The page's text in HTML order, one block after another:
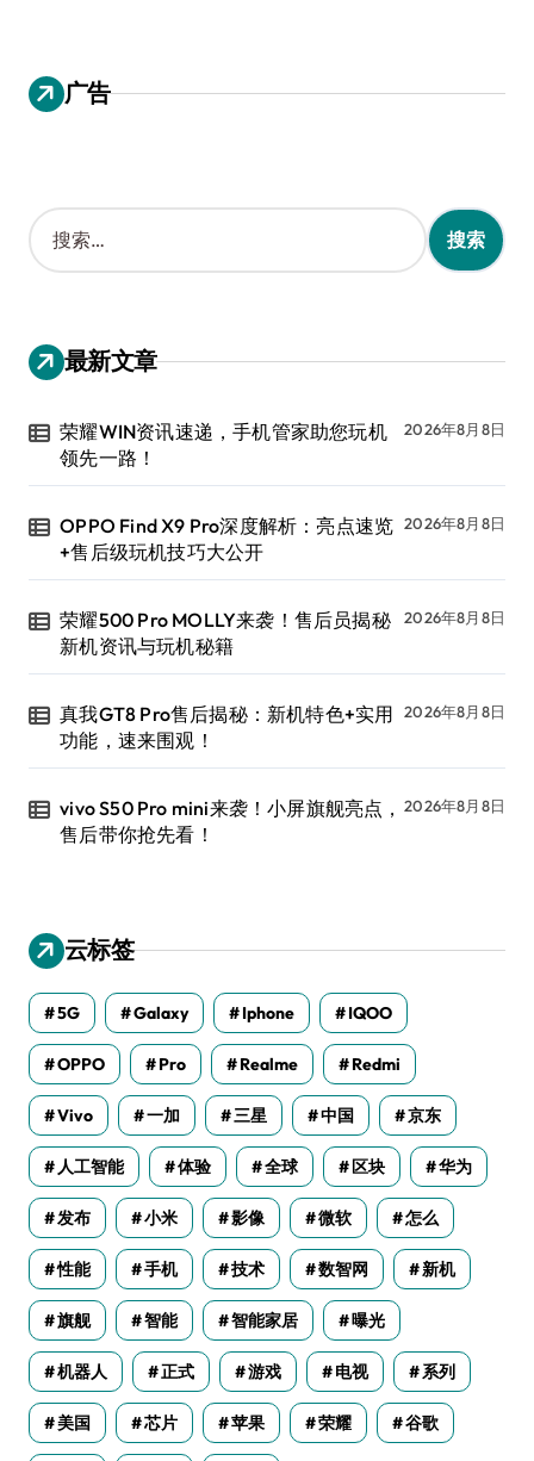
广告
搜
索
：
最新文章
荣耀WIN资讯速递，手机管家助您玩机
领先一路！
2026年8月8日
OPPO Find X9 Pro深度解析：亮点速览
+售后级玩机技巧大公开
2026年8月8日
荣耀500 Pro MOLLY来袭！售后员揭秘
新机资讯与玩机秘籍
2026年8月8日
真我GT8 Pro售后揭秘：新机特色+实用
功能，速来围观！
2026年8月8日
vivo S50 Pro mini来袭！小屏旗舰亮点，
售后带你抢先看！
2026年8月8日
云标签
5G Galaxy Iphone IQOO
OPPO Pro Realme Redmi
Vivo 一加 三星 中国 京东
人工智能 体验 全球 区块 华为
发布 小米 影像 微软 怎么
性能 手机 技术 数智网 新机
旗舰 智能 智能家居 曝光
机器人 正式 游戏 电视 系列
美国 芯片 苹果 荣耀 谷歌